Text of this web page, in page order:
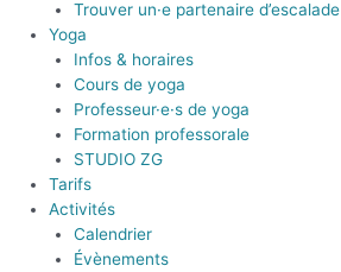
Trouver un·e partenaire d’escalade
Yoga
Infos & horaires
Cours de yoga
Professeur·e·s de yoga
Formation professorale
STUDIO ZG
Tarifs
Activités
Calendrier
Évènements